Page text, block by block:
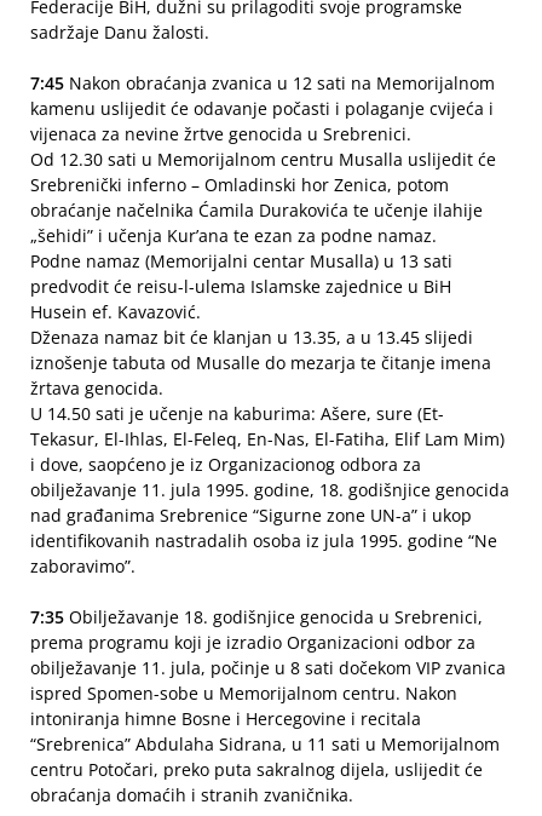
Federacije BiH, dužni su prilagoditi svoje programske
sadržaje Danu žalosti.
7:45 Nakon obraćanja zvanica u 12 sati na Memorijalnom
kamenu uslijedit će odavanje počasti i polaganje cvijeća i
vijenaca za nevine žrtve genocida u Srebrenici.
Od 12.30 sati u Memorijalnom centru Musalla uslijedit će
Srebrenički inferno – Omladinski hor Zenica, potom
obraćanje načelnika Ćamila Durakovića te učenje ilahije
„šehidi” i učenja Kur’ana te ezan za podne namaz.
Podne namaz (Memorijalni centar Musalla) u 13 sati
predvodit će reisu-l-ulema Islamske zajednice u BiH
Husein ef. Kavazović.
Dženaza namaz bit će klanjan u 13.35, a u 13.45 slijedi
iznošenje tabuta od Musalle do mezarja te čitanje imena
žrtava genocida.
U 14.50 sati je učenje na kaburima: Ašere, sure (Et-
Tekasur, El-Ihlas, El-Feleq, En-Nas, El-Fatiha, Elif Lam Mim)
i dove, saopćeno je iz Organizacionog odbora za
obilježavanje 11. jula 1995. godine, 18. godišnjice genocida
nad građanima Srebrenice “Sigurne zone UN-a” i ukop
identifikovanih nastradalih osoba iz jula 1995. godine “Ne
zaboravimo”.
7:35 Obilježavanje 18. godišnjice genocida u Srebrenici,
prema programu koji je izradio Organizacioni odbor za
obilježavanje 11. jula, počinje u 8 sati dočekom VIP zvanica
ispred Spomen-sobe u Memorijalnom centru. Nakon
intoniranja himne Bosne i Hercegovine i recitala
“Srebrenica” Abdulaha Sidrana, u 11 sati u Memorijalnom
centru Potočari, preko puta sakralnog dijela, uslijedit će
obraćanja domaćih i stranih zvaničnika.